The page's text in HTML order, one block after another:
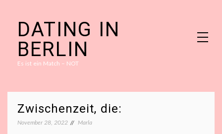
contentDATING IN
BERLIN
Es ist ein Match – NOT
Zwischenzeit, die:
November 28, 2022 Marla